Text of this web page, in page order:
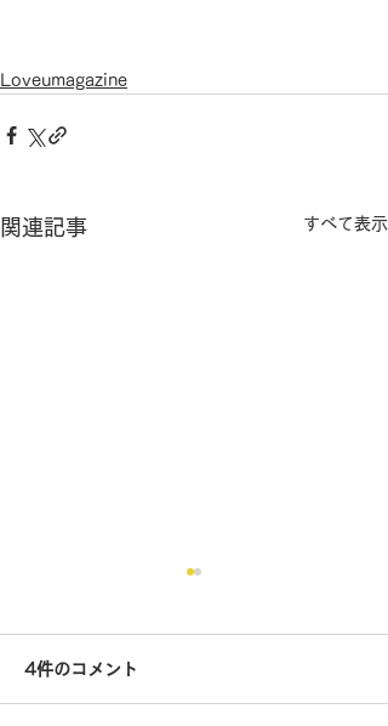
Loveumagazine
関連記事 すべて表示
4件のコメント